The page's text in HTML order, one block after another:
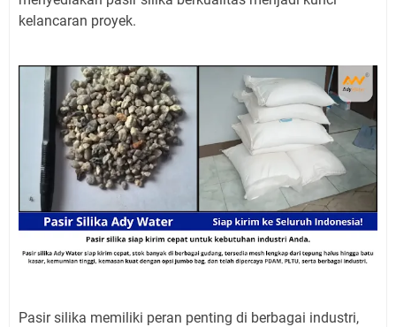
kelancaran proyek.
Pasir silika memiliki peran penting di berbagai industri,